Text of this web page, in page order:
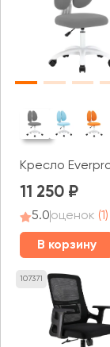
Кресло
11 250
5.0оценок (1)
В корзину
107371